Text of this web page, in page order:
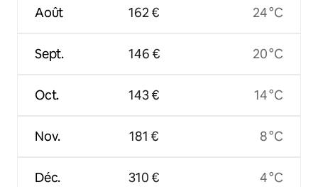
Août
Sept.
Oct.
Nov.
Déc.
162 €
146 €
143 €
181 €
310 €
24 °C
20 °C
14 °C
8 °C
4 °C